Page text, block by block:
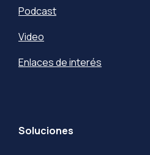
Podcast
Video
Enlaces de interés
Soluciones